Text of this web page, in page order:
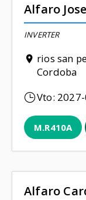
Alfaro
INVERTER
rios san
Cordoba
Vto:
M.R410A
Alfaro